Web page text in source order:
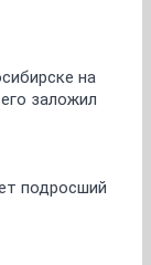
на
заложил
подросший